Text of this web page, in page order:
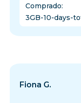
Comprado:
3GB-10-days-
Fiona G.